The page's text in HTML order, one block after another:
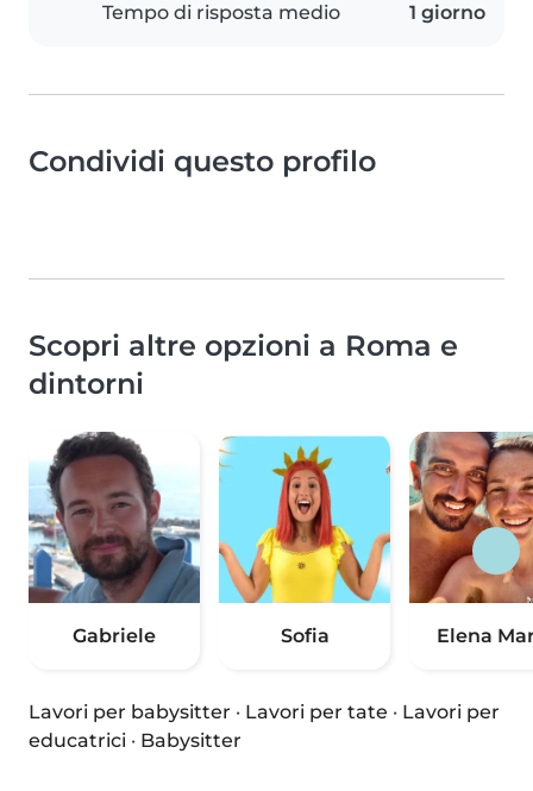
Tempo di risposta medio 1 giorno
Condividi questo profilo
Scopri altre opzioni a Roma e
dintorni
Gabriele Sofia Elena
Lavori per babysitter · Lavori per tate · Lavori per
educatrici · Babysitter